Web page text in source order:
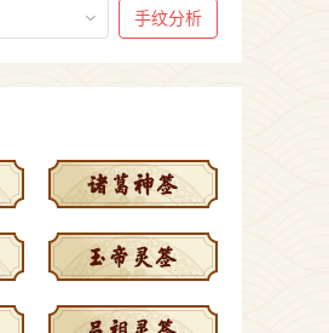
手纹分析